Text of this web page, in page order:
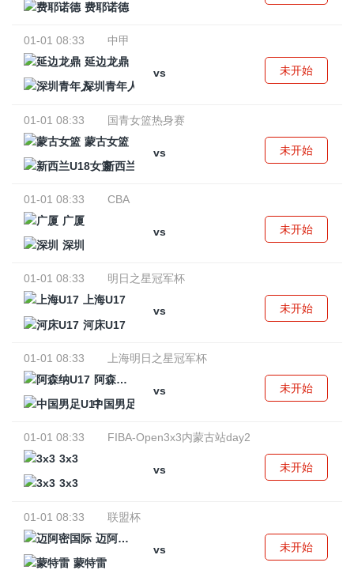
费耶诺德
01-01 08:33
中甲
延边龙鼎
vs
深圳青年人
未开始
01-01 08:33
国青女篮热身赛
蒙古女篮
vs
新西兰U18女篮
未开始
01-01 08:33
CBA
广厦
vs
深圳
未开始
01-01 08:33
明日之星冠军杯
上海U17
vs
河床U17
未开始
01-01 08:33
上海明日之星冠军杯
阿森纳U17
vs
中国男足U17
未开始
01-01 08:33
FIBA-Open3x3内蒙古站day2
3x3
vs
3x3
未开始
01-01 08:33
联盟杯
迈阿密国际
vs
蒙特雷
未开始